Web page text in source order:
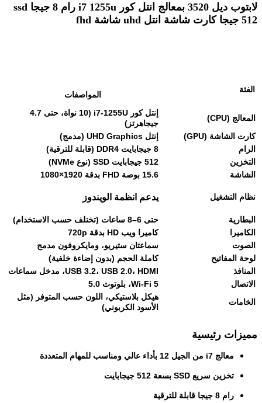
لابتوب ديل 3520 بمعالج انتل كور i7 1255u رام 8 جيجا ssd
512 جيجا كارت شاشة انتل uhd شاشة fhd
الفئة
المواصفات
المعالج (CPU)
إنتل كور i7-1255U (10 نواة، حتى 4.7
جيجاهرتز)
كارت الشاشة (GPU)
إنتل UHD Graphics (مدمج)
الرام
8 جيجابايت DDR4 (قابلة للترقية)
التخزين
512 جيجابايت SSD (نوع NVMe)
الشاشة
15.6 بوصة FHD بدقة 1920×1080
نظام التشغيل يدعم انظمة الويندوز
البطارية
حتى 6–8 ساعات (تختلف حسب الاستخدام)
الكاميرا
كاميرا ويب HD بدقة 720p
الصوت
سماعتان ستيريو، ومايكروفون مدمج
لوحة المفاتيح
كاملة الحجم (بدون إضاءة خلفية)
المنافذ
USB 3.2، USB 2.0، HDMI، مدخل سماعات
الاتصال
Wi-Fi 5، بلوتوث 5.0
الخامات
هيكل بلاستيكي، اللون حسب المتوفر (مثل
الأسود الكربوني)
مميزات رئيسية
معالج i7 من الجيل 12 بأداء عالي ومناسب للمهام المتعددة
تخزين سريع SSD بسعة 512 جيجابايت
رام 8 جيجا قابلة للترقية